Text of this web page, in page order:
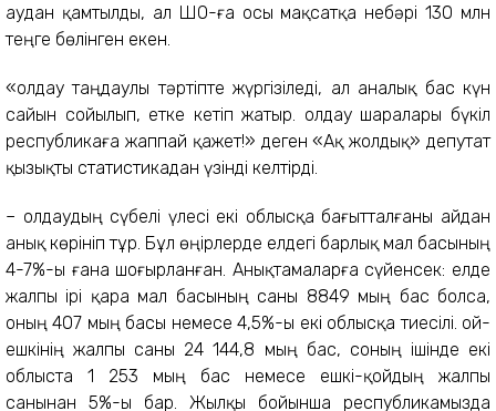
аудан қамтылды, ал ШҚО-ға осы мақсатқа небәрі 130 млн
теңге бөлінген екен.
«Қолдау таңдаулы тәртіпте жүргізіледі, ал аналық бас күн
сайын сойылып, етке кетіп жатыр. Қолдау шаралары бүкіл
республикаға жаппай қажет!» деген «Ақ жолдық» депутат
қызықты статистикадан үзінді келтірді.
– Қолдаудың сүбелі үлесі екі облысқа бағытталғаны айдан
анық көрініп тұр. Бұл өңірлерде елдегі барлық мал басының
4-7%-ы ғана шоғырланған. Анықтамаларға сүйенсек: елде
жалпы ірі қара мал басының саны 8849 мың бас болса,
оның 407 мың басы немесе 4,5%-ы екі облысқа тиесілі. Қой-
ешкінің жалпы саны 24 144,8 мың бас, соның ішінде екі
облыста 1 253 мың бас немесе ешкі-қойдың жалпы
санынан 5%-ы бар. Жылқы бойынша республикамызда